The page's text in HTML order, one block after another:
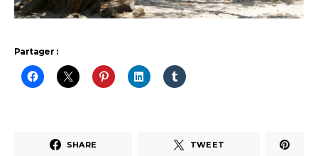
Partager :
SHARE TWEET